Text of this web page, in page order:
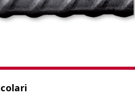
della durata di vita
di vita prevista delle strutture